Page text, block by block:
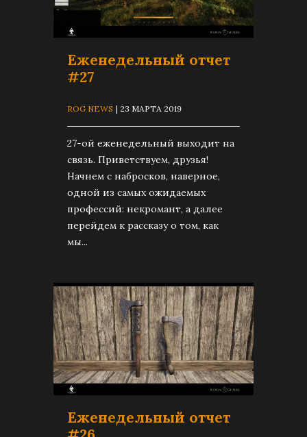
Еженедельный отчет
#27
ROG NEWS | 23 МАРТА 2019
27-ой еженедельный выходит на
связь. Приветствуем, друзья!
Начнем с набросков, наверное,
одной из самых ожидаемых
профессий: некромант, а далее
перейдем к рассказу о том, как
мы...
Еженедельный отчет